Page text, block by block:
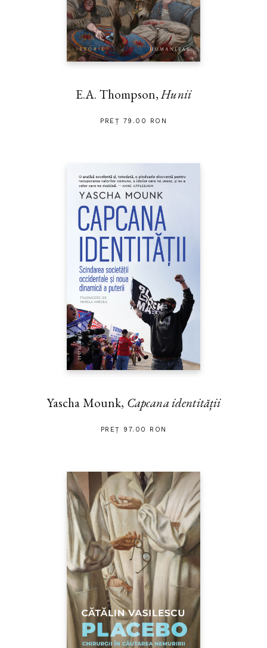
E.A. Thompson,Hunii
PREȚ 79.00 RON
Yascha Mounk, Capcana identității
PREȚ 97.00 RON